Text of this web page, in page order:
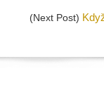
názvem
(Next Post)